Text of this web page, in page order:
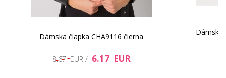
Dámska čiapka CHA9116 čierna
8.67 EUR / 6.17 EUR
Dámska